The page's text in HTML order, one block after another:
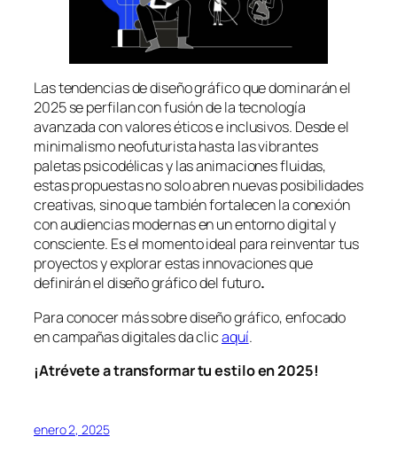
Las tendencias de diseño gráfico que dominarán el
2025 se perfilan con fusión de la tecnología
avanzada con valores éticos e inclusivos. Desde el
minimalismo neofuturista hasta las vibrantes
paletas psicodélicas y las animaciones fluidas,
estas propuestas no solo abren nuevas posibilidades
creativas, sino que también fortalecen la conexión
con audiencias modernas en un entorno digital y
consciente. Es el momento ideal para reinventar tus
proyectos y explorar estas innovaciones que
definirán el diseño gráfico del futuro.
Para conocer más sobre diseño gráfico, enfocado
en campañas digitales da clicaquí.
¡Atrévete a transformar tu estilo en 2025!
enero 2, 2025